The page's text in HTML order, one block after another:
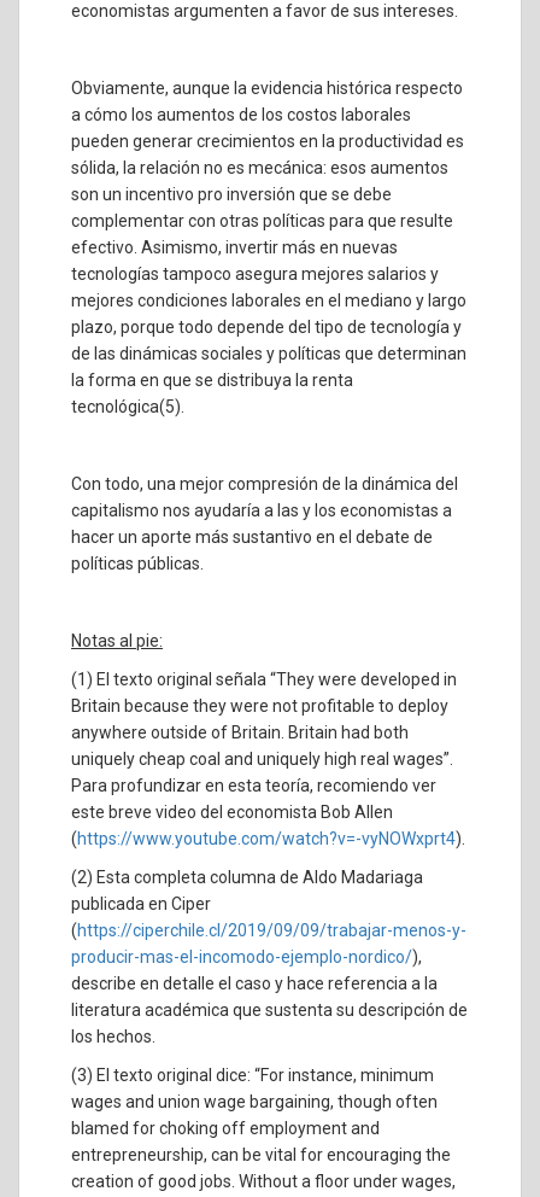
economistas argumenten a favor de sus intereses.
Obviamente, aunque la evidencia histórica respecto
a cómo los aumentos de los costos laborales
pueden generar crecimientos en la productividad es
sólida, la relación no es mecánica: esos aumentos
son un incentivo pro inversión que se debe
complementar con otras políticas para que resulte
efectivo. Asimismo, invertir más en nuevas
tecnologías tampoco asegura mejores salarios y
mejores condiciones laborales en el mediano y largo
plazo, porque todo depende del tipo de tecnología y
de las dinámicas sociales y políticas que determinan
la forma en que se distribuya la renta
tecnológica(5)
Con todo, una mejor compresión de la dinámica del
capitalismo nos ayudaría a las y los economistas a
hacer un aporte más sustantivo en el debate de
políticas públicas.
Notas al pie:
(1) El texto original señala “They were developed in
Britain because they were not profitable to deploy
anywhere outside of Britain. Britain had both
uniquely cheap coal and uniquely high real wages”.
Para profundizar en esta teoría, recomiendo ver
este breve video del economista Bob Allen
(https://www.youtube.com/watch?v=-vyNOWxprt4).
(2) Esta completa columna de Aldo Madariaga
publicada en Ciper
(https://ciperchile.cl/2019/09/09/trabajar-menos-y-
producir-mas-el-incomodo-ejemplo-nordico/),
describe en detalle el caso y hace referencia a la
literatura académica que sustenta su descripción de
los hechos.
(3) El texto original dice: “For instance, minimum
wages and union wage bargaining, though often
blamed for choking off employment and
entrepreneurship, can be vital for encouraging the
creation of good jobs. Without a floor under wages,